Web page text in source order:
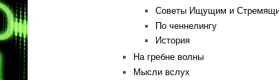
Советы Ищущим и
По ченнелингу
История
На гребне волны
Мысли вслух